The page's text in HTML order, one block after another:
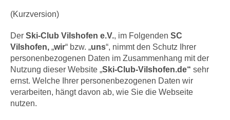
(Kurzversion)
Der Ski-Club Vilshofen e.V., im Folgenden SC
Vilshofen, „wir“ bzw. „uns“, nimmt den Schutz Ihrer
personenbezogenen Daten im Zusammenhang mit der
Nutzung dieser Website „Ski-Club-Vilshofen.de“ sehr
ernst. Welche Ihrer personenbezogenen Daten wir
verarbeiten, hängt davon ab, wie Sie die Webseite
nutzen.